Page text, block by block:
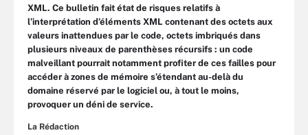
XML. Ce bulletin fait état de risques relatifs à
l’interprétation d’éléments XML contenant des octets aux
valeurs inattendues par le code, octets imbriqués dans
plusieurs niveaux de parenthèses récursifs : un code
malveillant pourrait notamment profiter de ces failles pour
accéder à zones de mémoire s’étendant au-delà du
domaine réservé par le logiciel ou, à tout le moins,
provoquer un déni de service.
La Rédaction